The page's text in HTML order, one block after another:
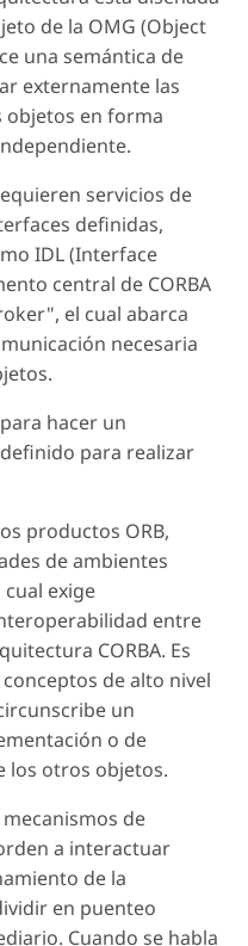
de la OMG (Object
una semántica de
externamente las
objetos en forma
servicios de
definidas,
IDL (Interface
central de CORBA
el cual abarca
necesaria
hacer un
para realizar
productos ORB,
de ambientes
exige
entre
CORBA. Es
de alto nivel
un
o de
los otros objetos.
de
a interactuar
de la
en puenteo
Cuando se habla